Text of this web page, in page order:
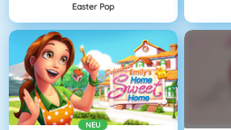
Easter Pop
NEU